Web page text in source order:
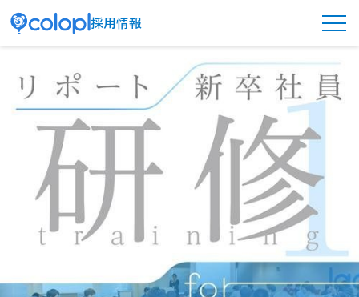
採用情報
メ
ー
ボ
タ